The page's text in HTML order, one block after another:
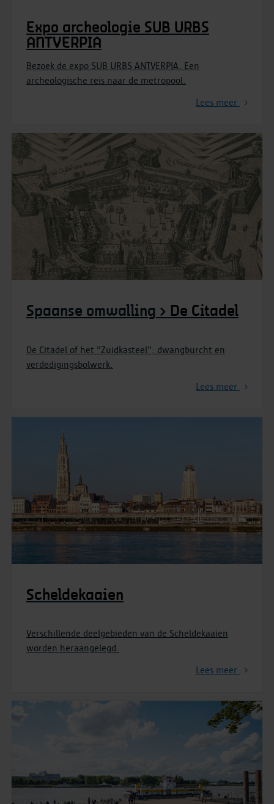
Expo archeologie SUB URBS
ANTVERPIA
Bezoek de expo SUB URBS ANTVERPIA. Een
archeologische reis naar de metropool.
Lees meer
Spaanse omwalling > De Citadel
De Citadel of het "Zuidkasteel": dwangburcht en
verdedigingsbolwerk.
Lees meer
Scheldekaaien
Verschillende deelgebieden van de Scheldekaaien
worden heraangelegd.
Lees meer